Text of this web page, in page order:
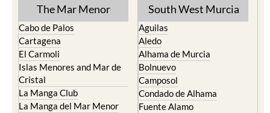
The Mar Menor
Cabo de Palos
Cartagena
El Carmoli
Islas Menores and Mar de
Cristal
La Manga Club
La Manga del Mar Menor
South West Murcia
Aguilas
Aledo
Alhama de Murcia
Bolnuevo
Camposol
Condado de Alhama
Fuente Alamo